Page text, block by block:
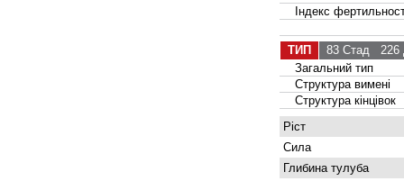
Індекс
ТИП 83 Стад 226
Загальний тип
Структура вимені
Структура кінцівок
Ріст
Сила
Глибина тулуба